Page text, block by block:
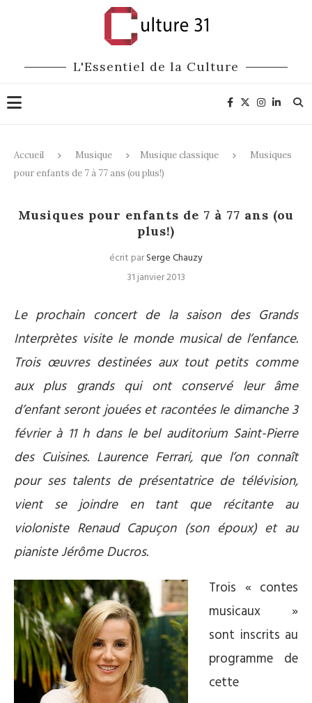
L'Essentiel de la Culture
Accueil Musique Musique classique
Musiques
pour enfants de 7 à 77 ans (ou plus!)
Musiques pour enfants de 7 à 77 ans (ou
plus!)
écrit parSerge Chauzy
31 janvier 2013
Le prochain concert de la saison des Grands
Interprètes visite le monde musical de l’enfance.
Trois œuvres destinées aux tout petits comme
aux plus grands qui ont conservé leur âme
d’enfant seront jouées et racontées le dimanche 3
février à 11 h dans le bel auditorium Saint-Pierre
des Cuisines. Laurence Ferrari, que l’on connaît
pour ses talents de présentatrice de télévision,
vient se joindre en tant que récitante au
violoniste Renaud Capuçon (son époux) et au
pianiste Jérôme Ducros.
Trois « contes
musicaux »
sont inscrits au
programme de
cette